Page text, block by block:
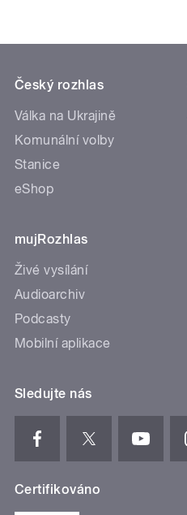
Český rozhlas
Válka na Ukrajině
Komunální volby
Stanice
eShop
mujRozhlas
Živé vysílání
Audioarchiv
Podcasty
Mobilní aplikace
Sledujte nás
Certifikováno